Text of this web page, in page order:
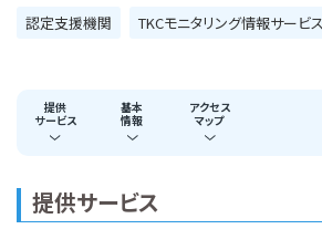
認定支援機関
TKCモニタリング情報サービ
提供
サービス
基本
情報
アクセス
マップ
提供サービス